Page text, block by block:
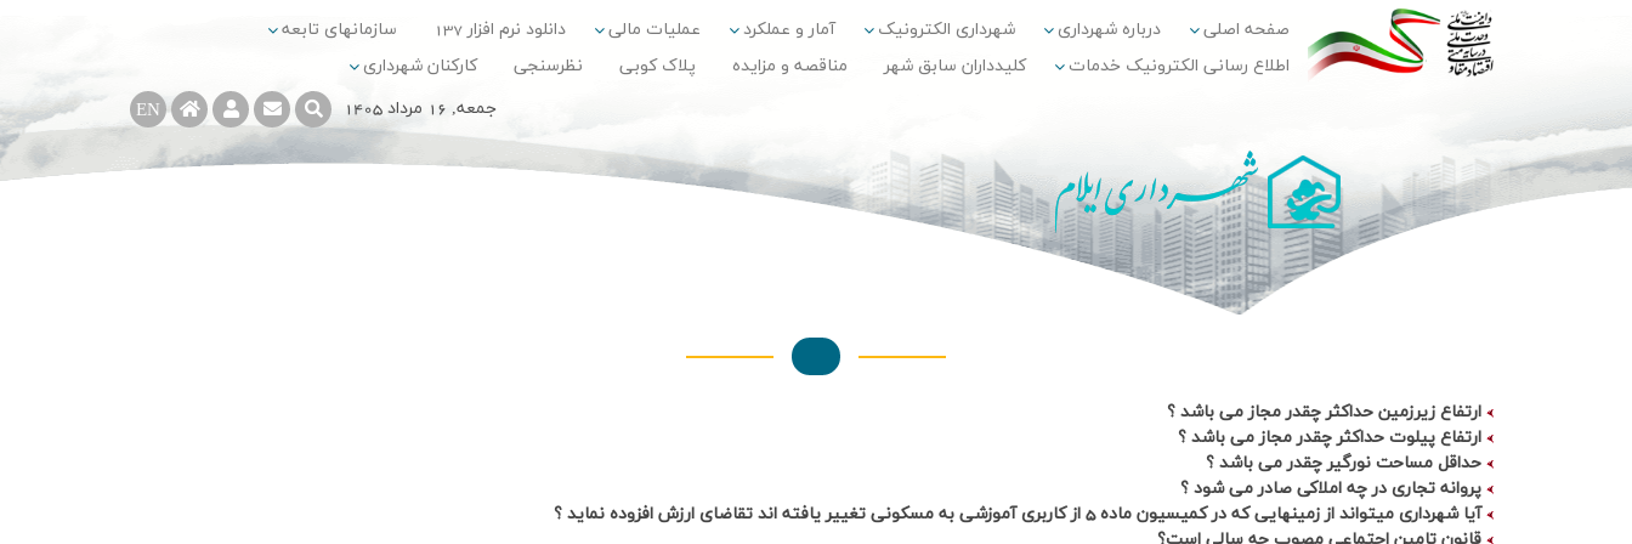
صفحه اصلی درباره شهرداری شهرداری الکترونیک آمار و عملکرد عملیات مالی دانلود نرم افزار 137
سازمانهای تابعه
اطلاع رسانی الکترونیک خدمات
کلیدداران سابق شهر مناقصه و مزایده پلاک کوبی نظرسنجی کارکنان شهرداری
EN جمعه, 16 مرداد 1405
ارتفاع زیرزمین حداکثر چقدر مجاز می باشد ؟
ارتفاع پیلوت حداکثر چقدر مجاز می باشد ؟
حداقل مساحت نورگیر چقدر می باشد ؟
پروانه تجاری در چه املاکی صادر می شود ؟
آيا شهرداري ميتواند از زمينهايي كه در كميسيون ماده 5 از كاربري آموزشي به مسكوني تغيير يافته اند تقاضاي ارزش افزوده نمايد ؟